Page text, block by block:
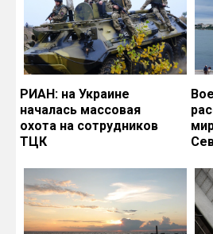
РИАН: на Украине
началась массовая
охота на сотрудников
ТЦК